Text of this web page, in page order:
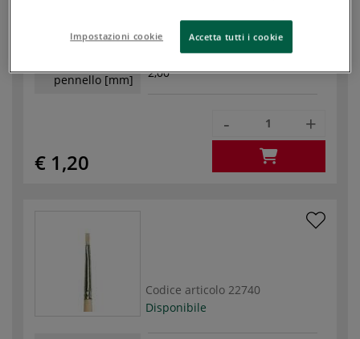
(pennelli)
pennello [mm]
2,00
€ 1,20
- +
Codice articolo 22740
Disponibile
Impostazioni cookie Accetta tutti i cookie